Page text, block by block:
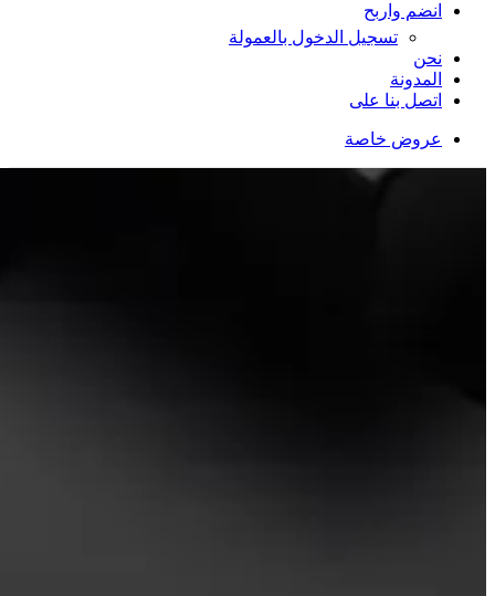
انضم واربح
تسجيل الدخول بالعمولة
نحن
المدونة
اتصل بنا على
عروض خاصة